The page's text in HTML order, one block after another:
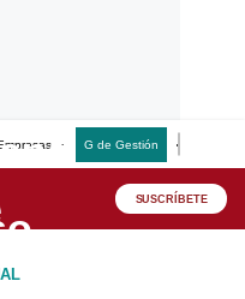
G de Gestión
SUSCRÍBETE